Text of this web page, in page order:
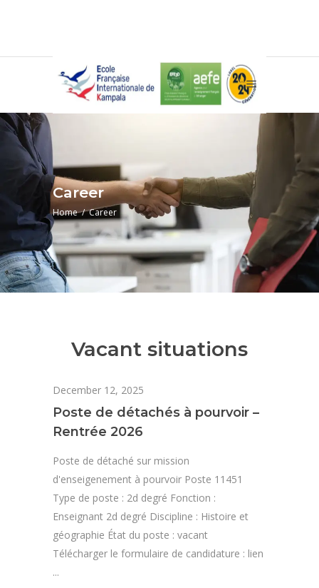
Career
Home/Career
Vacant situations
December 12, 2025
Poste de détachés à pourvoir –
Rentrée 2026
Poste de détaché sur mission
d'enseigenement à pourvoir Poste 11451
Type de poste : 2d degré Fonction :
Enseignant 2d degré Discipline : Histoire et
géographie État du poste : vacant
Télécharger le formulaire de candidature : lien